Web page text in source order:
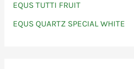
EQUS TUTTI FRUIT
EQUS QUARTZ SPECIAL WHITE